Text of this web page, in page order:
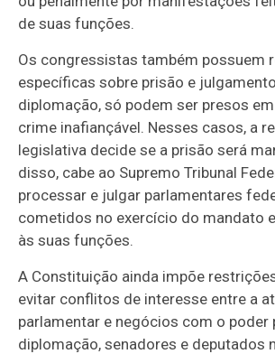
de suas funções.
Os congressistas também possuem
específicas sobre prisão e
diplomação, só podem ser presos
crime inafiançável. Nesses casos, a
legislativa decide se a prisão será
disso, cabe ao Supremo Tribunal
processar e julgar parlamentares
cometidos no exercício do mandato
às suas funções.
A Constituição ainda impõe
evitar conflitos de interesse entre a
parlamentar e negócios com o poder
diplomação, senadores e deputados